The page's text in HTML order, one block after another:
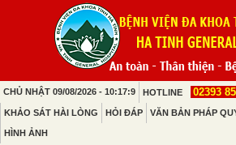
CHỦ NHẬT 09/08/2026 - 10:17:9 HOTLINE 02393
KHẢO SÁT HÀI LÒNG HỎI ĐÁP VĂN BẢN PHÁP
HÌNH ẢNH